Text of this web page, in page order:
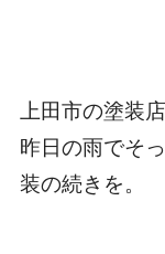
上田市の塗装
昨日の雨でそ
装の続きを。